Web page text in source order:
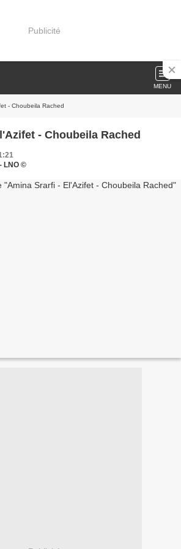
Publicité
MENU
- Choubeila Rached
- Choubeila Rached
LNO ©